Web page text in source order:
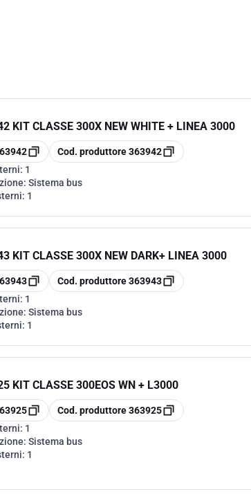
KIT CLASSE 300X NEW WHITE + LINEA 3000
copia
Cod. produttore363942
1
Sistema bus
1
KIT CLASSE 300X NEW DARK+ LINEA 3000
copia
Cod. produttore363943
1
Sistema bus
1
KIT CLASSE 300EOS WN + L3000
copia
Cod. produttore363925
1
Sistema bus
1